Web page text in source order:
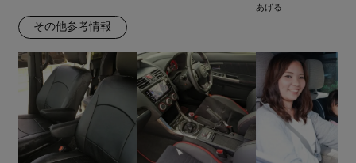
あげる
その他参考情報